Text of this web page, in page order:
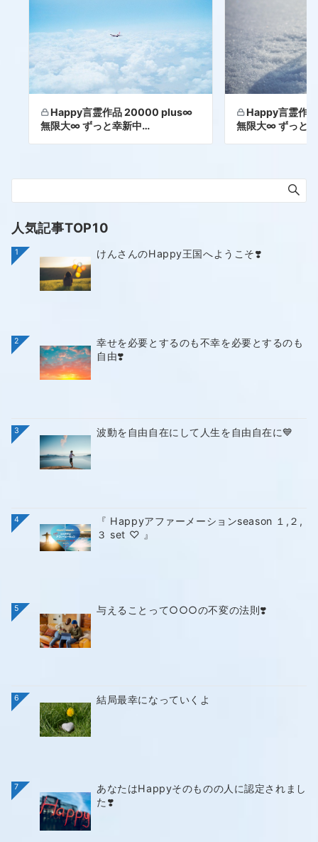
Happy言霊作品 20000 plus∞
無限大∞ ずっと幸新中…
Happy言霊作
無限大∞ ずっと幸
人気記事TOP10
1 けんさんのHappy王国へようこそ❣️
2
幸せを必要とするのも不幸を必要とするのも
自由❣️
3 波動を自由自在にして人生を自由自在に💙
4
『 Happyアファーメーションseason １,２,
３ set ♡ 』
5 与えることって○○○の不変の法則❣️
6 結局最幸になっていくよ
7
あなたはHappyそのものの人に認定されまし
た❣️